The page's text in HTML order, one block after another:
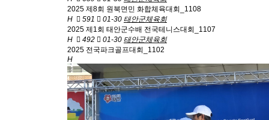
2025 제8회 원북면민 화합체육대회_1108
H
591 01-30 태안군체육회
2025 제1회 태안군수배 전국테니스대회_1107
H
492 01-30 태안군체육회
2025 전국파크골프대회_1102
H